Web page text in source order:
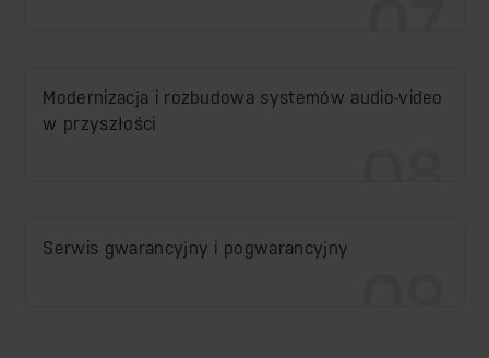
Modernizacja i rozbudowa systemów audio-video
w przyszłości
Serwis gwarancyjny i pogwarancyjny